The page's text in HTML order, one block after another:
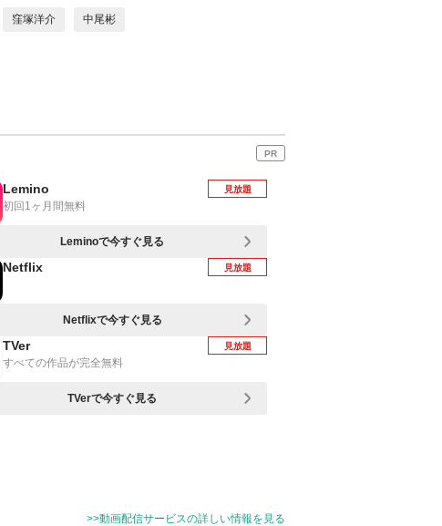
窪塚洋介 中尾彬
PR
Lemino
初回1ヶ月間無料
見放題
Leminoで今すぐ見る
Netflix 見放題
Netflixで今すぐ見る
TVer
すべての作品が完全無料
見放題
TVerで今すぐ見る
>>動画配信サービスの詳しい情報を見る